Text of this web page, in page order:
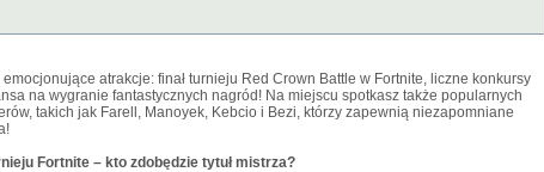
atrakcje: finał turnieju Red Crown Battle w Fortnite, liczne konkursy
na wygranie fantastycznych nagród! Na miejscu spotkasz także popularnych
takich jak Farell, Manoyek, Kebcio i Bezi, którzy zapewnią niezapomniane
Fortnite – kto zdobędzie tytuł mistrza?